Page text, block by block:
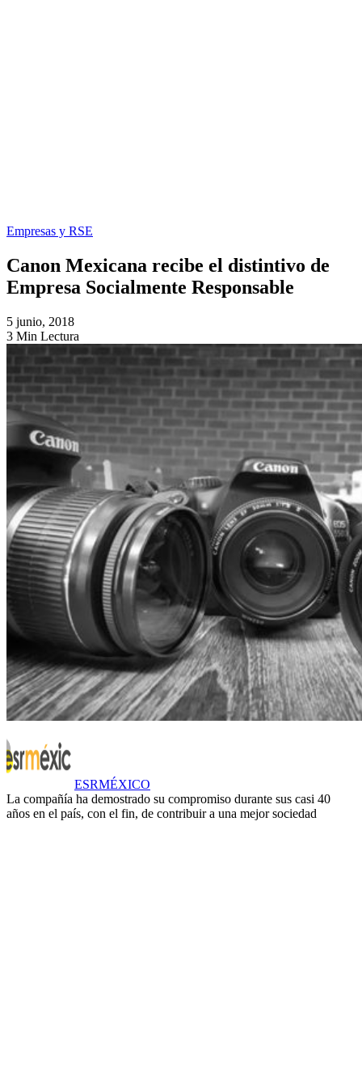
Empresas y RSE
Canon Mexicana recibe el distintivo de
Empresa Socialmente Responsable
5 junio, 2018
3 Min Lectura
ESRMÉXICO
La compañía ha demostrado su compromiso durante sus casi 40
años en el país, con el fin, de contribuir a una mejor sociedad